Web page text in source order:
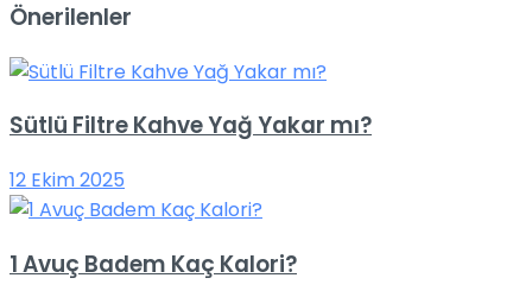
Önerilenler
Sütlü Filtre Kahve Yağ Yakar mı?
12 Ekim 2025
1 Avuç Badem Kaç Kalori?